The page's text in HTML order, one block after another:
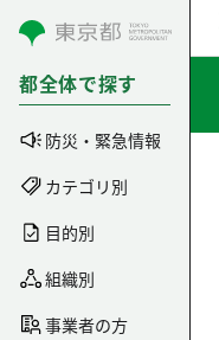
コンテンツにスキップ
都全体で探す
防災・緊急情報
カテゴリ別
目的別
組織別
事業者の方